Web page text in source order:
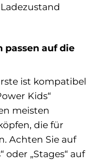
passen auf die
ist kompatibel
Kids“
meisten
die für
Achten Sie auf
oder „Stages“ auf